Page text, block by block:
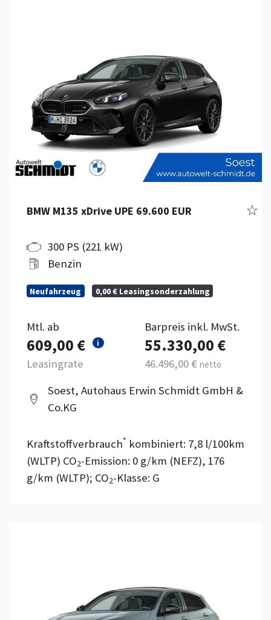
BMW M135 xDrive UPE 69.600 EUR
300 PS (221 kW)
Benzin
Neufahrzeug 0,00 € Leasingsonderzahlung
Mtl. ab
609,00 € i
Leasingrate
Barpreis inkl. MwSt.
55.330,00 €
46.496,00 € netto
Soest, Autohaus Erwin Schmidt GmbH &
Co.KG
Kraftstoffverbrauch* kombiniert: 7,8 l/100km
(WLTP) CO2-Emission: 0 g/km (NEFZ), 176
g/km (WLTP); CO2-Klasse: G